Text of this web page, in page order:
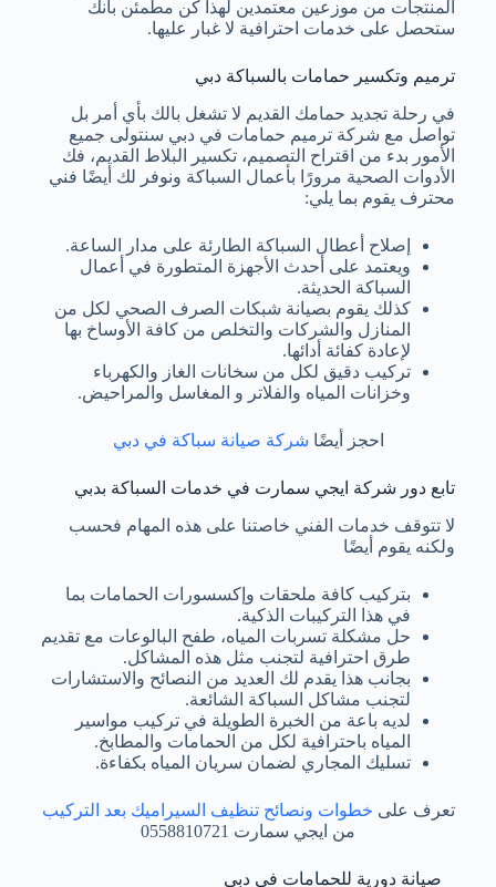
المنتجات من موزعين معتمدين لهذا كن مطمئن بأنك
ستحصل على خدمات احترافية لا غبار عليها.
ترميم وتكسير حمامات بالسباكة دبي
في رحلة تجديد حمامك القديم لا تشغل بالك بأي أمر بل
تواصل مع شركة ترميم حمامات في دبي سنتولى جميع
الأمور بدء من اقتراح التصميم، تكسير البلاط القديم، فك
الأدوات الصحية مرورًا بأعمال السباكة ونوفر لك أيضًا فني
محترف يقوم بما يلي:
إصلاح أعطال السباكة الطارئة على مدار الساعة.
ويعتمد على أحدث الأجهزة المتطورة في أعمال
السباكة الحديثة.
كذلك يقوم بصيانة شبكات الصرف الصحي لكل من
المنازل والشركات والتخلص من كافة الأوساخ بها
لإعادة كفائة أدائها.
تركيب دقيق لكل من سخانات الغاز والكهرباء
وخزانات المياه والفلاتر و المغاسل والمراحيض.
احجز أيضًا شركة صيانة سباكة في دبي
تابع دور شركة ايجي سمارت في خدمات السباكة بدبي
لا تتوقف خدمات الفني خاصتنا على هذه المهام فحسب
ولكنه يقوم أيضًا
بتركيب كافة ملحقات وإكسسورات الحمامات بما
في هذا التركيبات الذكية.
حل مشكلة تسربات المياه، طفح البالوعات مع تقديم
طرق احترافية لتجنب مثل هذه المشاكل.
بجانب هذا يقدم لك العديد من النصائح والاستشارات
لتجنب مشاكل السباكة الشائعة.
لديه باعة من الخبرة الطويلة في تركيب مواسير
المياه باحترافية لكل من الحمامات والمطابخ.
تسليك المجاري لضمان سريان المياه بكفاءة.
تعرف على خطوات ونصائح تنظيف السيراميك بعد التركيب
من ايجي سمارت 0558810721
صيانة دورية للحمامات في دبي